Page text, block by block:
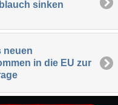
sinken
neuen
in die EU zur